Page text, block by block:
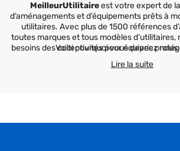
MeilleurUtilitaireest votre expert de
d’aménagements et d’équipements prêts à
utilitaires. Avec plus de 1500 références
toutes marques et tous modèles d’utilitaires,
besoins des collectivités pour équiper,
Voici pourquoi vous devriez
Lire la suite